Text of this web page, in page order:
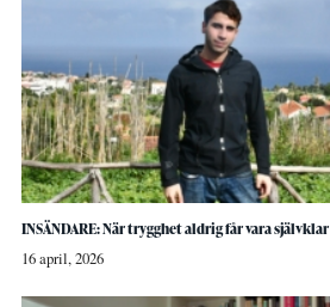
INSÄNDARE: När trygghet aldrig får vara självklar
16 april, 2026